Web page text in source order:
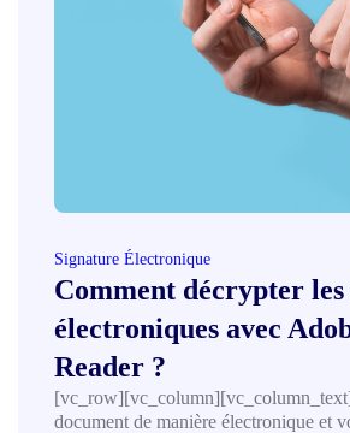
Signature Électronique
Comment décrypter
électroniques avec
Reader ?
document de manière électronique et